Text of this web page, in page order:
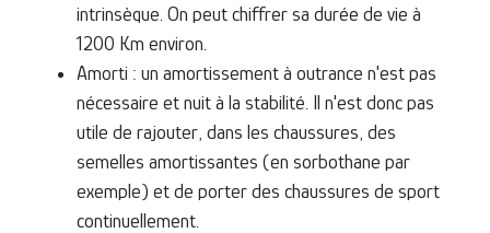
intrinsèque. On peut chiffrer sa durée de vie à
1200 Km environ.
Amorti : un amortissement à outrance n'est pas
nécessaire et nuit à la stabilité. Il n'est donc pas
utile de rajouter, dans les chaussures, des
semelles amortissantes (en sorbothane par
exemple) et de porter des chaussures de sport
continuellement.